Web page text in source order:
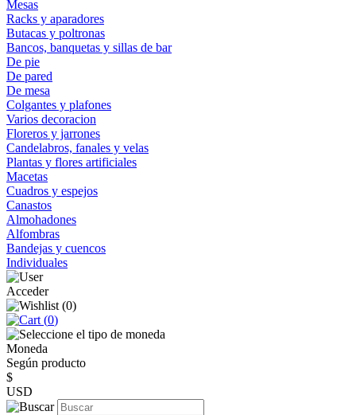
Mesas
Racks y aparadores
Butacas y poltronas
Bancos, banquetas y sillas de bar
De pie
De pared
De mesa
Colgantes y plafones
Varios decoracion
Floreros y jarrones
Candelabros, fanales y velas
Plantas y flores artificiales
Macetas
Cuadros y espejos
Canastos
Almohadones
Alfombras
Bandejas y cuencos
Individuales
Acceder
(0)
(0)
Moneda
Según producto
$
USD